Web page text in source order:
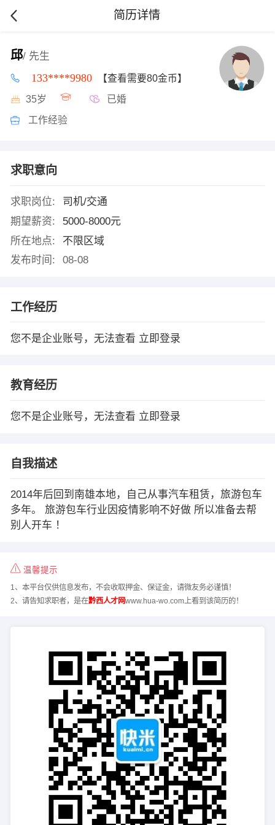
简历详情
邱/ 先生
133****9980 【查看需要80金币】
35岁 已婚
工作经验
求职意向
求职岗位:
司机/交通
期望薪资:
5000-8000元
所在地点:
不限区域
发布时间:
08-08
工作经历
您不是企业账号，无法查看 立即登录
教育经历
您不是企业账号，无法查看 立即登录
自我描述
2014年后回到南雄本地，自己从事汽车租赁，旅游包车
多年。 旅游包车行业因疫情影响不好做 所以准备去帮
别人开车 ！
温馨提示
1、本平台仅供信息发布，不会收取押金、保证金，请微友务必谨慎！
2、请告知求职者，是在黔西人才网www.hua-wo.com上看到该简历的！